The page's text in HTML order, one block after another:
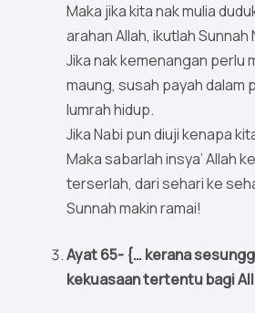
Maka jika kita nak mulia
arahan Allah, ikutlah Sunnah
Jika nak kemenangan perlu
maung, susah payah dalam
lumrah hidup.
Jika Nabi pun diuji kenapa
Maka sabarlah insya’ Allah
terserlah, dari sehari ke
Sunnah makin ramai!
Ayat 65- {… kerana
kekuasaan tertentu bagi